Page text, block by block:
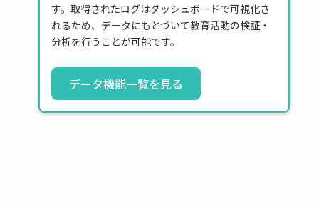
す。取得されたログはダッシュボードで可視化さ
れるため、データにもとづいて教育活動の検証・
分析を行うことが可能です。
データ機能一覧を見る